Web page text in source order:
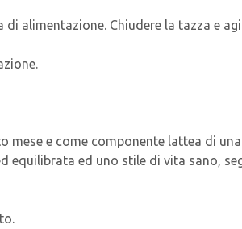
alimentazione. Chiudere la tazza e
mese e come componente lattea di
equilibrata ed uno stile di vita sano,